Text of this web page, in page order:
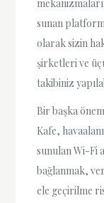
sunan
olarak sizin
şirketleri ve
takibiniz
Bir başka
Kafe,
sunulan Wi-Fi
bağlanmak,
ele geçirilme